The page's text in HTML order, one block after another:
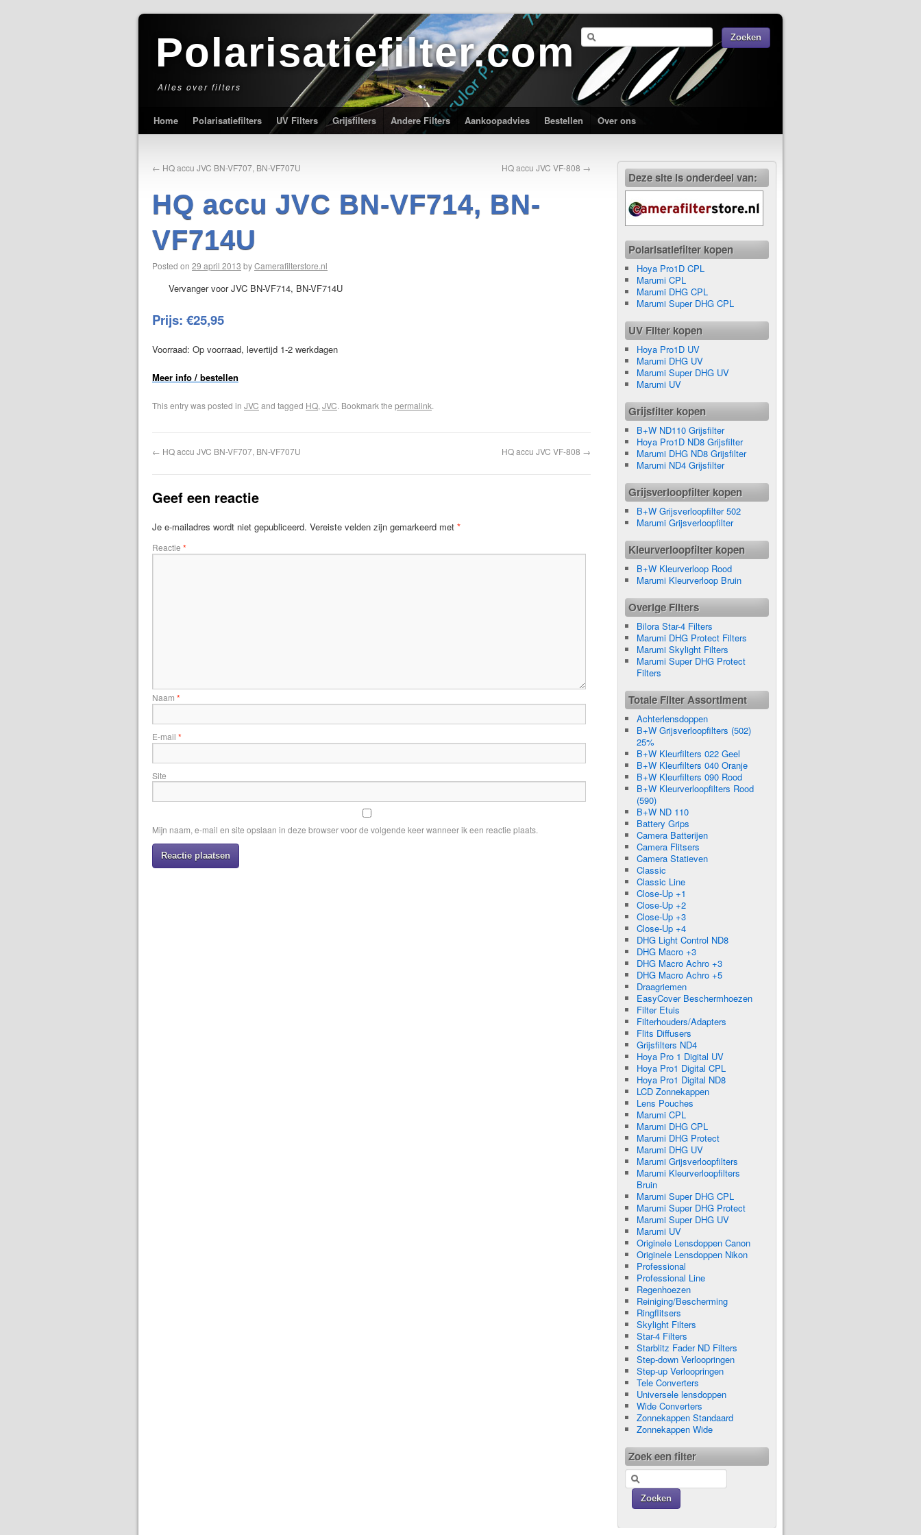
Polarisatiefilter.com
Alles over filters
Home Polarisatiefilters UV Filters Grijsfilters Andere Filters Aankoopadvies Bestellen Over ons
← HQ accu JVC BN-VF707, BN-VF707U HQ accu JVC VF-808 →
HQ accu JVC BN-VF714, BN-
VF714U
Posted on 29 april 2013 byCamerafilterstore.nl
Vervanger voor JVC BN-VF714, BN-VF714U
Prijs: €25,95
Voorraad: Op voorraad, levertijd 1-2 werkdagen
Meer info / bestellen
This entry was posted in JVC and tagged HQ, JVC. Bookmark the permalink.
← HQ accu JVC BN-VF707, BN-VF707U HQ accu JVC VF-808 →
Geef een reactie
Je e-mailadres wordt niet gepubliceerd. Vereiste velden zijn gemarkeerd met *
Reactie *
Naam *
E-mail *
Site
Mijn naam, e-mail en site opslaan in deze browser voor de volgende keer wanneer ik een reactie plaats.
Deze site is onderdeel van:
Polarisatiefilter kopen
Hoya Pro1D CPL
Marumi CPL
Marumi DHG CPL
Marumi Super DHG CPL
UV Filter kopen
Hoya Pro1D UV
Marumi DHG UV
Marumi Super DHG UV
Marumi UV
Grijsfilter kopen
B+W ND110 Grijsfilter
Hoya Pro1D ND8 Grijsfilter
Marumi DHG ND8 Grijsfilter
Marumi ND4 Grijsfilter
Grijsverloopfilter kopen
B+W Grijsverloopfilter 502
Marumi Grijsverloopfilter
Kleurverloopfilter kopen
B+W Kleurverloop Rood
Marumi Kleurverloop Bruin
Overige Filters
Bilora Star-4 Filters
Marumi DHG Protect Filters
Marumi Skylight Filters
Marumi Super DHG Protect
Filters
Totale Filter Assortiment
Achterlensdoppen
B+W Grijsverloopfilters (502)
25%
B+W Kleurfilters 022 Geel
B+W Kleurfilters 040 Oranje
B+W Kleurfilters 090 Rood
B+W Kleurverloopfilters Rood
(590)
B+W ND 110
Battery Grips
Camera Batterijen
Camera Flitsers
Camera Statieven
Classic
Classic Line
Close-Up +1
Close-Up +2
Close-Up +3
Close-Up +4
DHG Light Control ND8
DHG Macro +3
DHG Macro Achro +3
DHG Macro Achro +5
Draagriemen
EasyCover Beschermhoezen
Filter Etuis
Filterhouders/Adapters
Flits Diffusers
Grijsfilters ND4
Hoya Pro 1 Digital UV
Hoya Pro1 Digital CPL
Hoya Pro1 Digital ND8
LCD Zonnekappen
Lens Pouches
Marumi CPL
Marumi DHG CPL
Marumi DHG Protect
Marumi DHG UV
Marumi Grijsverloopfilters
Marumi Kleurverloopfilters
Bruin
Marumi Super DHG CPL
Marumi Super DHG Protect
Marumi Super DHG UV
Marumi UV
Originele Lensdoppen Canon
Originele Lensdoppen Nikon
Professional
Professional Line
Regenhoezen
Reiniging/Bescherming
Ringflitsers
Skylight Filters
Star-4 Filters
Starblitz Fader ND Filters
Step-down Verloopringen
Step-up Verloopringen
Tele Converters
Universele lensdoppen
Wide Converters
Zonnekappen Standaard
Zonnekappen Wide
Zoek een filter